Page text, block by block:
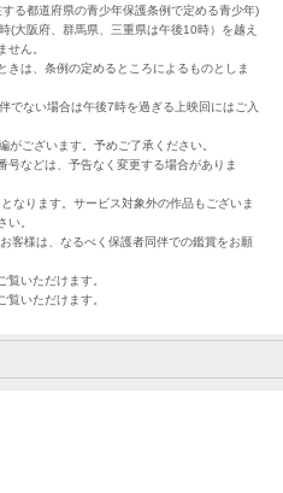
る都道府県の青少年保護条例で定める青少年)
(大阪府、群馬県、三重県は午後10時）を越え
せん。
は、条例の定めるところによるものとしま
でない場合は午後7時を過ぎる上映回にはご入
ございます。予めご了承ください。
などは、予告なく変更する場合がありま
なります。サービス対象外の作品もございま
い。
様は、なるべく保護者同伴での鑑賞をお願
いただけます。
いただけます。